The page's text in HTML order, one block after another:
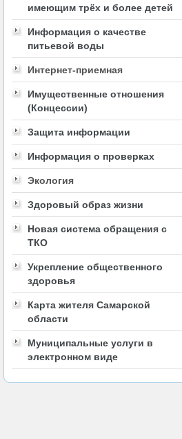
имеющим трёх и более детей
Информация о качестве
питьевой воды
Интернет-приемная
Имущественные отношения
(Концессии)
Защита информации
Информация о проверках
Экология
Здоровый образ жизни
Новая система обращения с
ТКО
Укрепление общественного
здоровья
Карта жителя Самарской
области
Муниципальные услуги в
электронном виде